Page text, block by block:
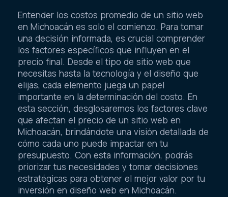
Entender los costos promedio de un sitio web
en Michoacán es solo el comienzo. Para tomar
una decisión informada, es crucial comprender
los factores específicos que influyen en el
precio final. Desde el tipo de sitio web que
necesitas hasta la tecnología y el diseño que
elijas, cada elemento juega un papel
importante en la determinación del costo. En
esta sección, desglosaremos los factores clave
que afectan el precio de un sitio web en
Michoacán, brindándote una visión detallada de
cómo cada uno puede impactar en tu
presupuesto. Con esta información, podrás
priorizar tus necesidades y tomar decisiones
estratégicas para obtener el mejor valor por tu
inversión en diseño web en Michoacán.